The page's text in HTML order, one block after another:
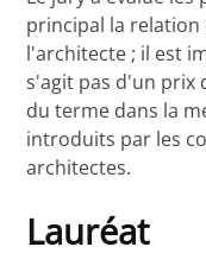
principal la
l'architecte ; il est
s'agit pas d'un prix
du terme dans la
introduits par les
architectes.
Lauréat